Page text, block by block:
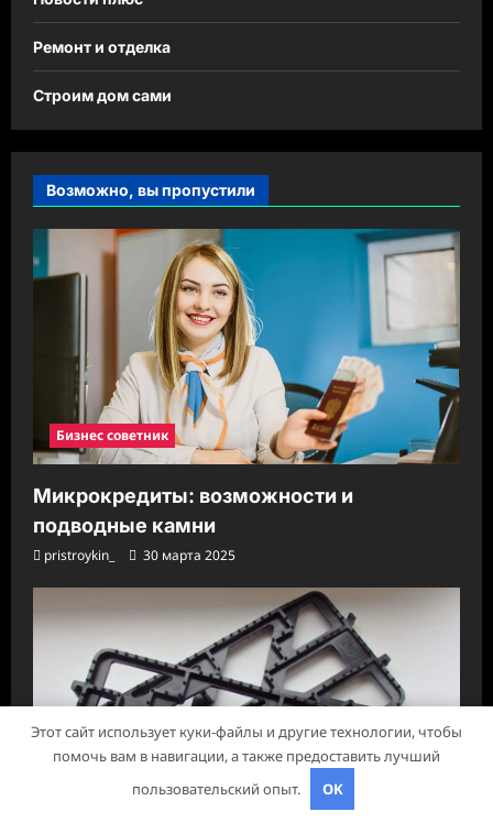
Ремонт и отделка
Строим дом сами
Возможно, вы пропустили
Бизнес советник
Микрокредиты: возможности и
подводные камни
pristroykin_ 30 марта 2025
Этот сайт использует куки-файлы и другие технологии, чтобы
помочь вам в навигации, а также предоставить лучший
пользовательский опыт.
OK